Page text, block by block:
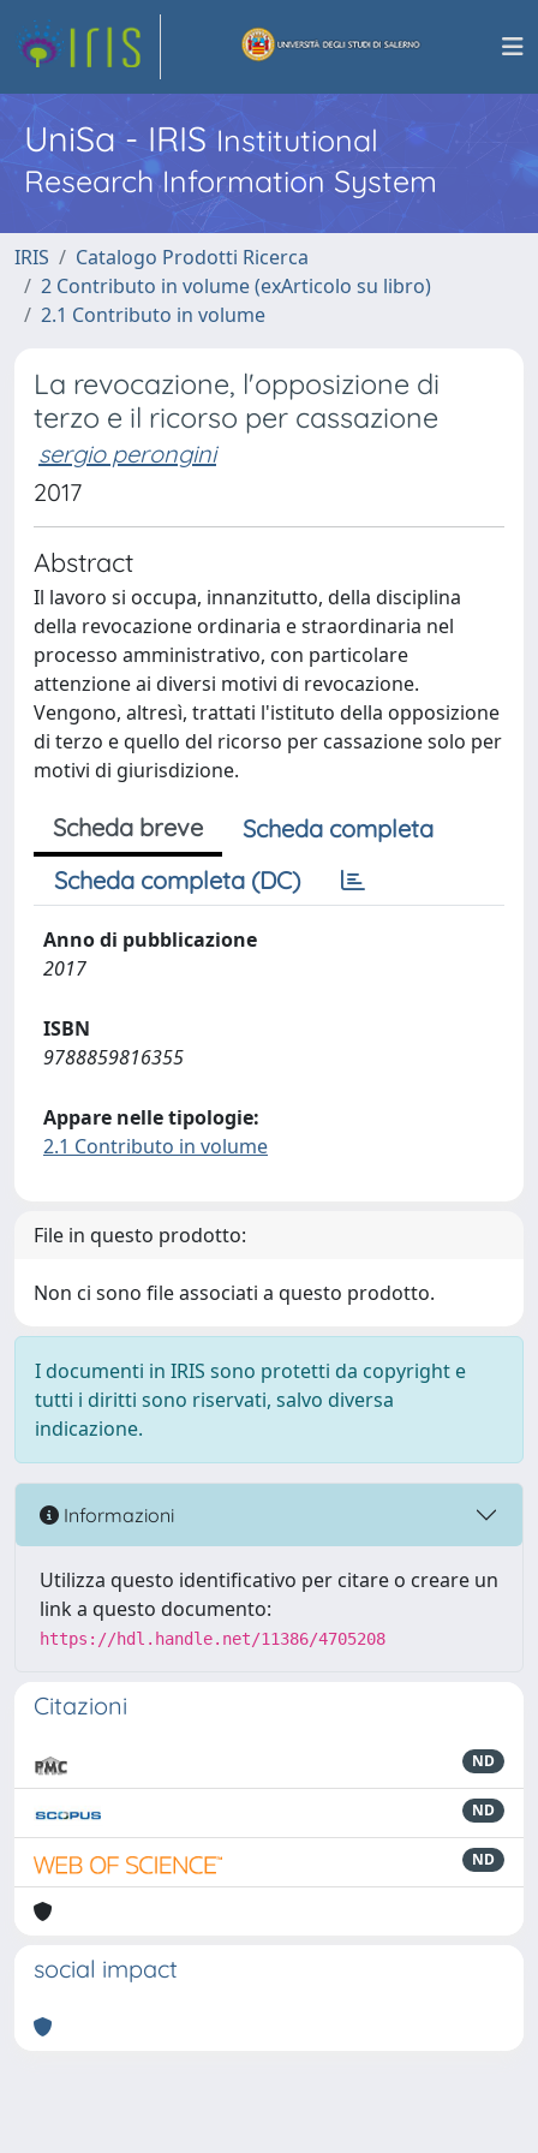
UniSa - IRISInstitutional
Research Information System
IRIS
Catalogo Prodotti Ricerca
2 Contributo in volume (exArticolo su libro)
2.1 Contributo in volume
La revocazione, l'opposizione di
terzo e il ricorso per cassazione
sergio perongini
2017
Abstract
Il lavoro si occupa, innanzitutto, della disciplina
della revocazione ordinaria e straordinaria nel
processo amministrativo, con particolare
attenzione ai diversi motivi di revocazione.
Vengono, altresì, trattati l'istituto della opposizione
di terzo e quello del ricorso per cassazione solo per
motivi di giurisdizione.
Scheda breve
Scheda completa
Scheda completa (DC)
Anno di pubblicazione
2017
ISBN
9788859816355
Appare nelle tipologie:
2.1 Contributo in volume
File in questo prodotto:
Non ci sono file associati a questo prodotto.
I documenti in IRIS sono protetti da copyright e
tutti i diritti sono riservati, salvo diversa
indicazione.
Informazioni
Utilizza questo identificativo per citare o creare un
link a questo documento:
https://hdl.handle.net/11386/4705208
Citazioni
ND
ND
ND
social impact